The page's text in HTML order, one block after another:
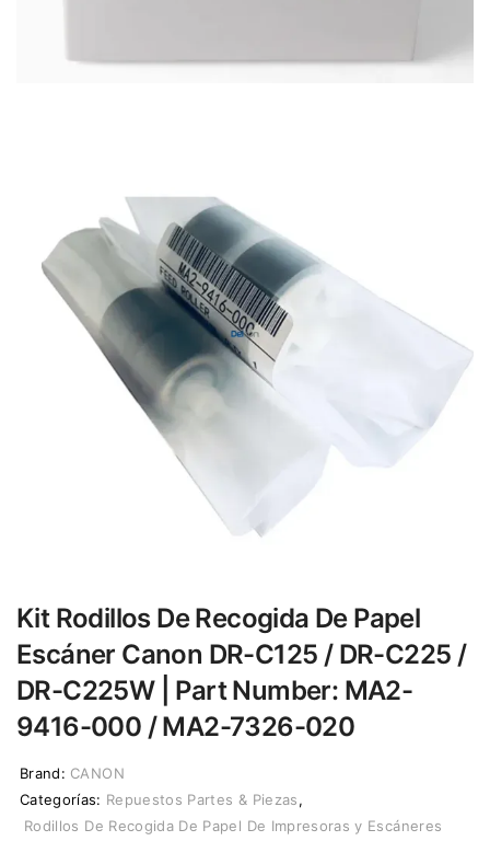
Kit Rodillos De Recogida De Papel
Escáner Canon DR-C125 / DR-C225 /
DR-C225W | Part Number: MA2-
9416-000 / MA2-7326-020
Brand: CANON
Categorías: Repuestos Partes & Piezas,
Rodillos De Recogida De Papel De Impresoras y Escáneres